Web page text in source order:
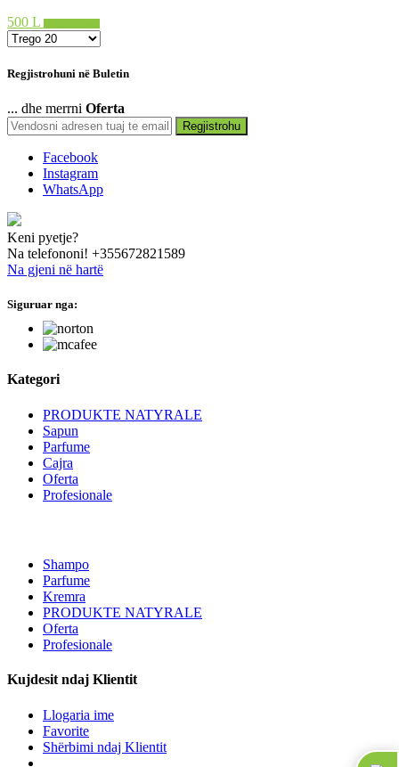
500 L
Regjistrohuni në Buletin
... dhe merrni Oferta
Regjistrohu
Facebook
Instagram
WhatsApp
Keni pyetje?
Na telefononi! +355672821589
Na gjeni në hartë
Siguruar nga:
Kategori
PRODUKTE NATYRALE
Sapun
Parfume
Cajra
Oferta
Profesionale
Shampo
Parfume
Kremra
PRODUKTE NATYRALE
Oferta
Profesionale
Kujdesit ndaj Klientit
Llogaria ime
Favorite
Shërbimi ndaj Klientit